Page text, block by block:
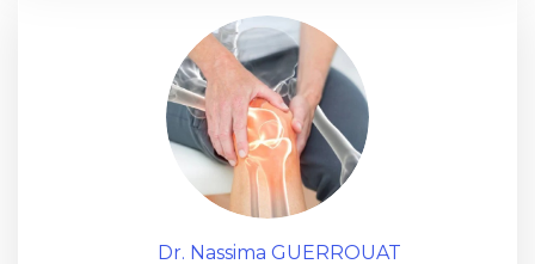
Dr. Nassima GUERROUAT